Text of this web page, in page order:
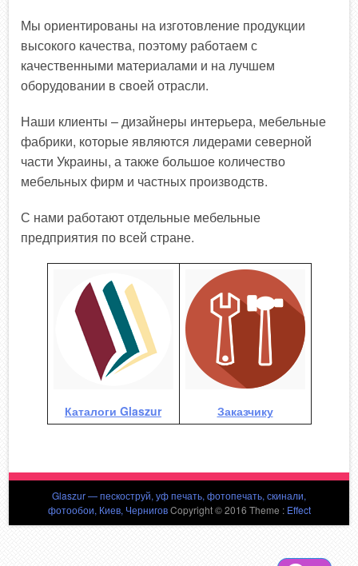
Мы ориентированы на изготовление продукции
высокого качества, поэтому работаем с
качественными материалами и на лучшем
оборудовании в своей отрасли.
Наши клиенты – дизайнеры интерьера, мебельные
фабрики, которые являются лидерами северной
части Украины, а также большое количество
мебельных фирм и частных производств.
С нами работают отдельные мебельные
предприятия по всей стране.
Каталоги Glaszur Заказчику
Glaszur — пескоструй, уф печать, фотопечать, скинали,
фотообои, Киев, ЧерниговCopyright © 2016 Theme : Effect